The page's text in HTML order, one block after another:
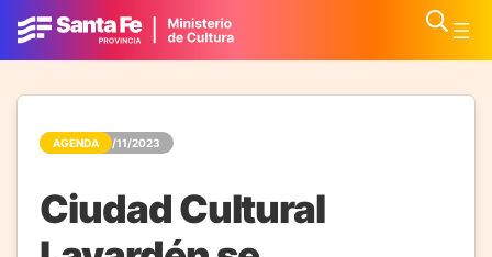
AGENDA 01/11/2023
Ciudad Cultural